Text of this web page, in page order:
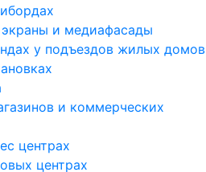
и медиафасады
у подъездов жилых домов
и коммерческих
центрах
центрах